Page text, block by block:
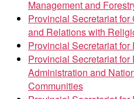
Management and
Provincial Secretariat
and Relations with
Provincial Secretariat
Provincial Secretariat
Administration and
Communities